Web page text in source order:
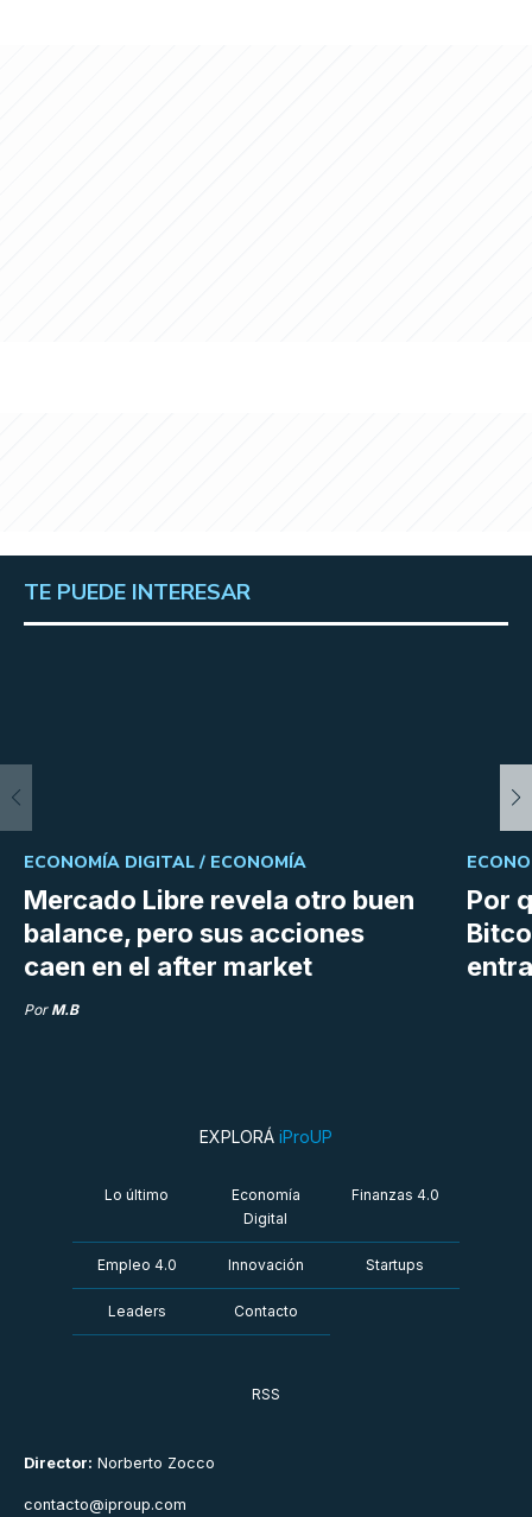
TE PUEDE INTERESAR
Mercado Libre revela otro buen
balance, pero sus acciones
caen en el after market
ECONOMÍA DIGITAL / ECONOMÍA
Por M.B
Por
Director: Norberto Zocco
contacto@iproup.com
EXPLORÁ iProUP
Lo último
Economía
Digital
Finanzas 4.0
Empleo 4.0 Innovación Startups
Leaders Contacto
RSS